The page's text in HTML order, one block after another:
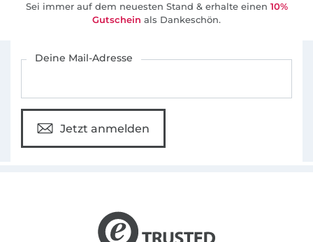
Sei immer auf dem neuesten Stand & erhalte einen 10%
Gutschein als Dankeschön.
Deine Mail-Adresse
Jetzt anmelden